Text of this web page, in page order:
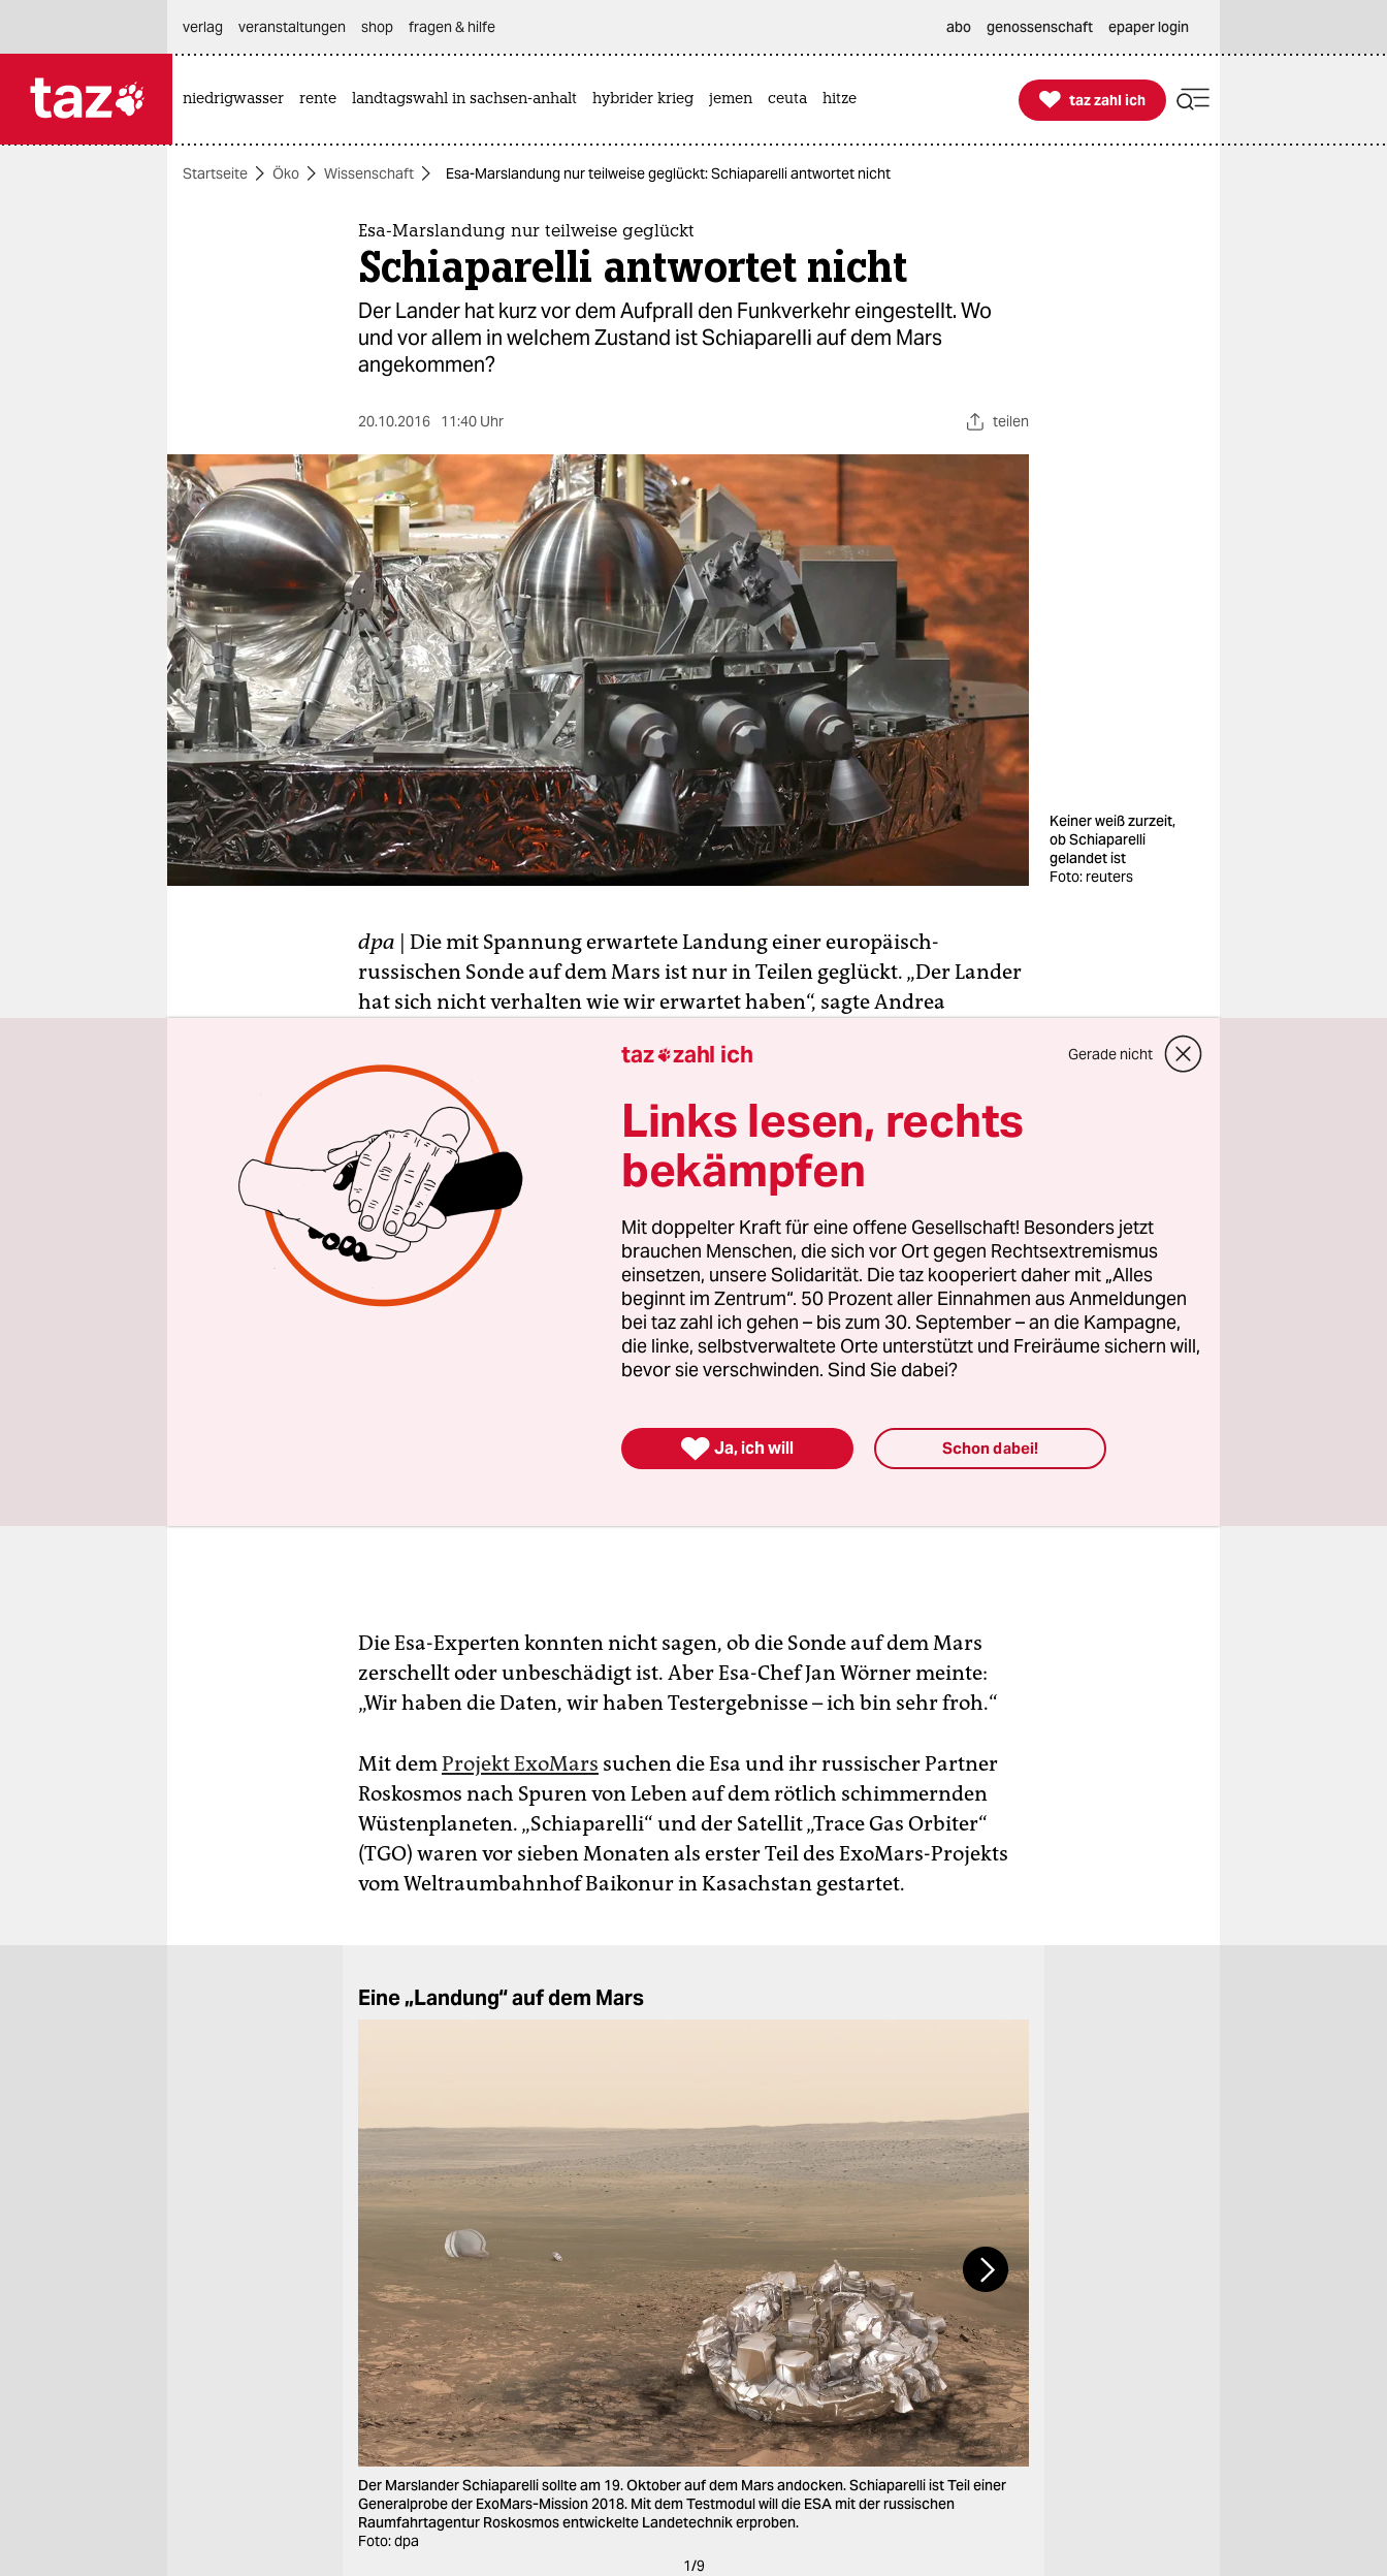
themen
berlin
nord
wahrheit
verlag
verlag
veranstaltungen
shop
fragen & hilfe
unterstützen
abo
genossenschaft
verlag
veranstaltungen shop fragen & hilfe abo genossenschaft epaper login
niedrigwasser rente landtagswahl in sachsen-anhalt hybrider krieg jemen ceuta hitze 
taz zahl ich
taz zahl ich
Startseite Öko Wissenschaft Esa-Marslandung nur teilweise geglückt: Schiaparelli antwortet nicht
Esa-Marslandung nur teilweise geglückt
Schiaparelli antwortet nicht
Der Lander hat kurz vor dem Aufprall den Funkverkehr eingestellt. Wo
und vor allem in welchem Zustand ist Schiaparelli auf dem Mars
angekommen?
20.10.2016 11:40 Uhr teilen
Keiner weiß zurzeit,
ob Schiaparelli
gelandet ist
Foto: reuters
dpa | Die mit Spannung erwartete Landung einer europäisch-
russischen Sonde auf dem Mars ist nur in Teilen geglückt. „Der Lander
hat sich nicht verhalten wie wir erwartet haben“, sagte Andrea
Donnerstag in Darmstadt.
In den letzten 50 Sekunden vor dem geplanten Aufsetzen auf der
Oberfläche habe das Testmodul „Schiaparelli“ keine Signale mehr
gesendet, sagte er. Dennoch habe „Schiaparelli“ Daten gesammelt.
„Das ist das Wichtigste“, betonte Accomazzo.
Die Esa-Experten konnten nicht sagen, ob die Sonde auf dem Mars
zerschellt oder unbeschädigt ist. Aber Esa-Chef Jan Wörner meinte:
„Wir haben die Daten, wir haben Testergebnisse – ich bin sehr froh.“
Mit demProjekt ExoMars suchen die Esa und ihr russischer Partner
Roskosmos nach Spuren von Leben auf dem rötlich schimmernden
Wüstenplaneten. „Schiaparelli“ und der Satellit „Trace Gas Orbiter“
(TGO) waren vor sieben Monaten als erster Teil des ExoMars-Projekts
vom Weltraumbahnhof Baikonur in Kasachstan gestartet.
Eine „Landung“ auf dem Mars
Der Marslander Schiaparelli sollte am 19. Oktober auf dem Mars andocken. Schiaparelli ist Teil einer
Generalprobe der ExoMars-Mission 2018. Mit dem Testmodul will die ESA mit der russischen
Raumfahrtagentur Roskosmos entwickelte Landetechnik erproben.
Foto: dpa
1/9
taz zahl ich Gerade nicht
Links lesen, rechts
bekämpfen
Mit doppelter Kraft für eine offene Gesellschaft! Besonders jetzt
brauchen Menschen, die sich vor Ort gegen Rechtsextremismus
einsetzen, unsere Solidarität. Die taz kooperiert daher mit „Alles
beginnt im Zentrum“. 50 Prozent aller Einnahmen aus Anmeldungen
bei taz zahl ich gehen – bis zum 30. September – an die Kampagne,
die linke, selbstverwaltete Orte unterstützt und Freiräume sichern will,
bevor sie verschwinden. Sind Sie dabei?
 Ja, ich will Schon dabei!